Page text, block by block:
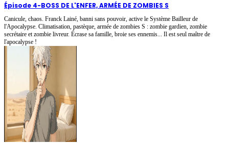
Épisode 4-BOSS DE L'ENFER, ARMÉE DE ZOMBIES S
Canicule, chaos. Franck Lainé, banni sans pouvoir, active le Système Bailleur de
l'Apocalypse. Climatisation, pastèque, armée de zombies S : zombie gardien, zombie
secrétaire et zombie livreur. Écrase sa famille, broie ses ennemis... Il est seul maître de
l'apocalypse !